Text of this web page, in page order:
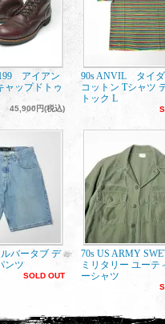
アイアン
ャップドトゥ
45,900円(税込)
90s ANVIL タイ
コットン Tシャツ
トック L
バータブ デ
ンツ
SOLD OUT
70s US ARMY
ミリタリー ユーテ
ーシャツ